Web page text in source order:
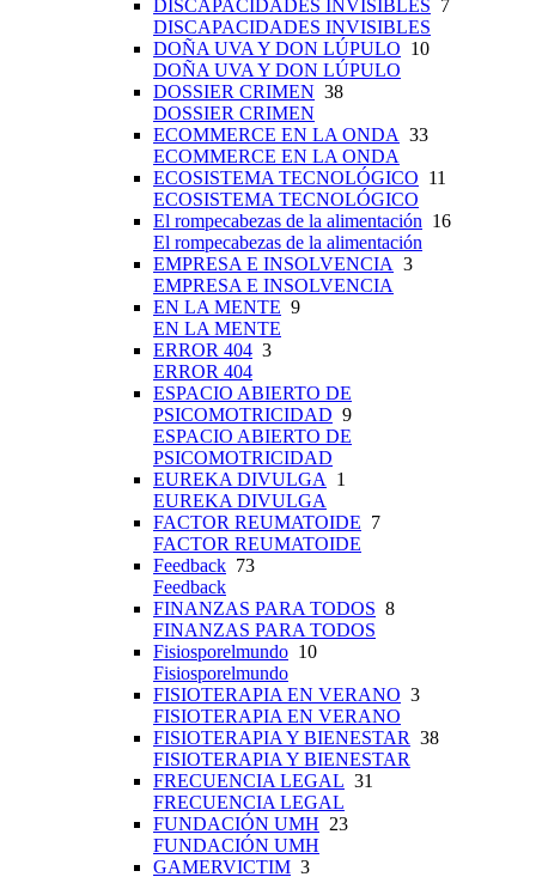
DISCAPACIDADES INVISIBLES 7
DISCAPACIDADES INVISIBLES
DOÑA UVA Y DON LÚPULO 10
DOÑA UVA Y DON LÚPULO
DOSSIER CRIMEN 38
DOSSIER CRIMEN
ECOMMERCE EN LA ONDA 33
ECOMMERCE EN LA ONDA
ECOSISTEMA TECNOLÓGICO 11
ECOSISTEMA TECNOLÓGICO
El rompecabezas de la alimentación 16
El rompecabezas de la alimentación
EMPRESA E INSOLVENCIA 3
EMPRESA E INSOLVENCIA
EN LA MENTE 9
EN LA MENTE
ERROR 404 3
ERROR 404
ESPACIO ABIERTO DE
PSICOMOTRICIDAD 9
ESPACIO ABIERTO DE
PSICOMOTRICIDAD
EUREKA DIVULGA
1
EUREKA DIVULGA
FACTOR REUMATOIDE 7
FACTOR REUMATOIDE
Feedback 73
Feedback
FINANZAS PARA TODOS 8
FINANZAS PARA TODOS
Fisiosporelmundo 10
Fisiosporelmundo
FISIOTERAPIA EN VERANO 3
FISIOTERAPIA EN VERANO
FISIOTERAPIA Y BIENESTAR 38
FISIOTERAPIA Y BIENESTAR
FRECUENCIA LEGAL 31
FRECUENCIA LEGAL
FUNDACIÓN UMH 23
FUNDACIÓN UMH
GAMERVICTIM 3